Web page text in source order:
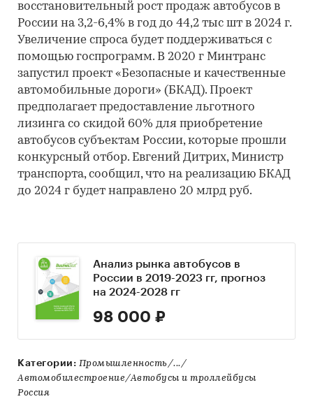
восстановительный рост продаж автобусов в
России на 3,2-6,4% в год до 44,2 тыс шт в 2024 г.
Увеличение спроса будет поддерживаться с
помощью госпрограмм. В 2020 г Минтранс
запустил проект «Безопасные и качественные
автомобильные дороги» (БКАД). Проект
предполагает предоставление льготного
лизинга со скидой 60% для приобретение
автобусов субъектам России, которые прошли
конкурсный отбор. Евгений Дитрих, Министр
транспорта, сообщил, что на реализацию БКАД
до 2024 г будет направлено 20 млрд руб.
Анализ рынка автобусов в
России в 2019-2023 гг, прогноз
на 2024-2028 гг
98 000 ₽
Категории: Промышленность/.../
Автомобилестроение/Автобусы и троллейбусы
Россия